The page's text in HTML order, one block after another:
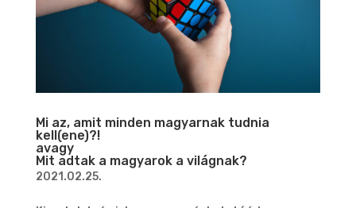
Mi az, amit minden magyarnak tudnia
kell(ene)?!
avagy
Mit adtak a magyarok a világnak?
2021.02.25.